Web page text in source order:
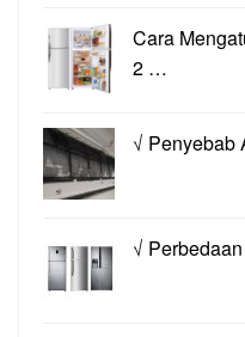
Cara
2 …
√ Penyebab
√